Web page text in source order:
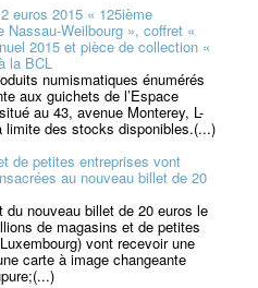
euros 2015 « 125ième
Weilbourg », coffret «
2015 et pièce de collection «
la BCL
numismatiques énumérés
aux guichets de l’Espace
au 43, avenue Monterey, L-
limite des stocks disponibles.(...)
de petites entreprises vont
au nouveau billet de 20
du nouveau billet de 20 euros le
de magasins et de petites
vont recevoir une
carte à image changeante